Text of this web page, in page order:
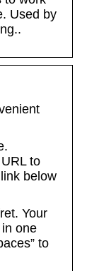
Used by
to
below
Your
one
to